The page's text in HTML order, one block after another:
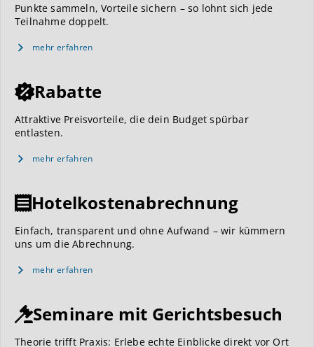
Punkte sammeln, Vorteile sichern – so lohnt sich jede
Teilnahme doppelt.
mehr erfahren
Rabatte
Attraktive Preisvorteile, die dein Budget spürbar
entlasten.
mehr erfahren
Hotelkostenabrechnung
Einfach, transparent und ohne Aufwand – wir kümmern
uns um die Abrechnung.
mehr erfahren
Seminare mit Gerichtsbesuch
Theorie trifft Praxis: Erlebe echte Einblicke direkt vor Ort